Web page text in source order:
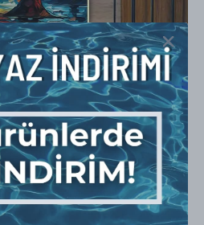
3d Yoğun Yağlı Boya Dokulu